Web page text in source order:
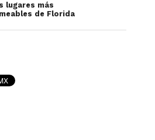
lugares más
de Florida